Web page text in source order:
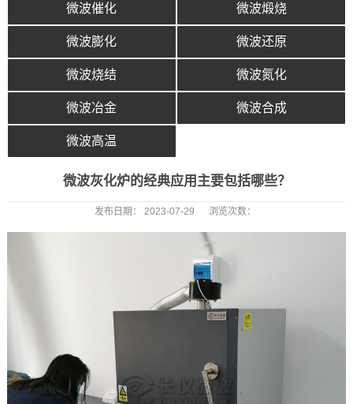
微波催化 微波煅烧
微波膨化 微波还原
微波烧结 微波氮化
微波冶金 微波合成
微波高温
微波灰化炉的经典应用主要包括哪些？
发布日期： 2023-07-29 浏览次数：